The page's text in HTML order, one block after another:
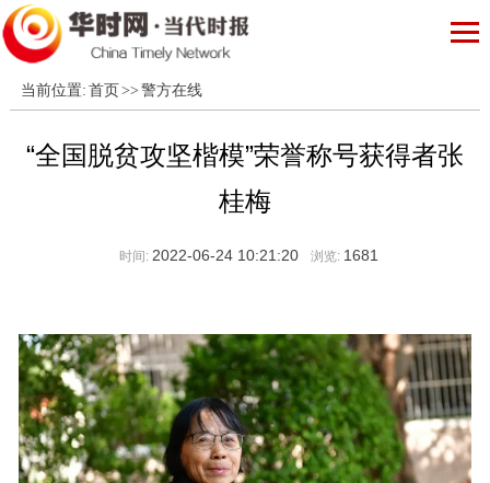
当前位置: 首页 >> 警方在线
“全国脱贫攻坚楷模”荣誉称号获得者张
桂梅
时间: 2022-06-24 10:21:20 浏览: 1681